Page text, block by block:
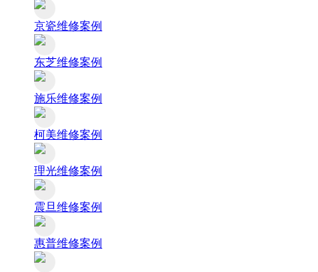
京瓷维修案例
东芝维修案例
施乐维修案例
柯美维修案例
理光维修案例
震旦维修案例
惠普维修案例